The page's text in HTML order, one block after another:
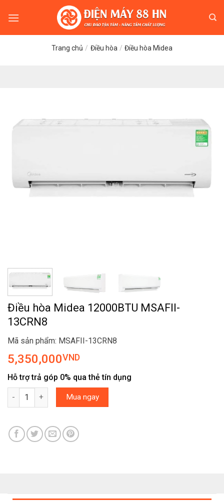
Trang chủ / Điều hòa / Điều hòa Midea
Điều hòa Midea 12000BTU MSAFII-
13CRN8
Mã sản phẩm: MSAFII-13CRN8
5,350,000VND
Hỗ trợ trả góp 0% qua thẻ tín dụng
Điều hòa Midea 12000BTU MSAFII-13CRN8 số lượng
Mua ngay